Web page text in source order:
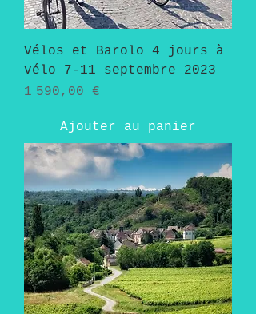
Vélos et Barolo 4 jours à
vélo 7-11 septembre 2023
Prix
1 590,00 €
Ajouter au panier